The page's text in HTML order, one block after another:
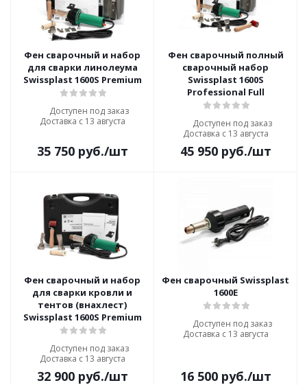
Фен сварочный и набор
для сварки линолеума
Swissplast 1600S Premium
Доступен под заказ
Доставка с 13 августа
35 750руб./шт
Фен сварочный полный
сварочный набор
Swissplast 1600S
Professional Full
Доступен под заказ
Доставка с 13 августа
45 950руб./шт
Фен сварочный и набор
для сварки кровли и
тентов (внахлест)
Swissplast 1600S Premium
Доступен под заказ
Доставка с 13 августа
32 900руб./шт
Фен сварочный Swissplast
1600E
Доступен под заказ
Доставка с 13 августа
16 500руб./шт